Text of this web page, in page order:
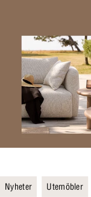
Nyheter Utemöbler